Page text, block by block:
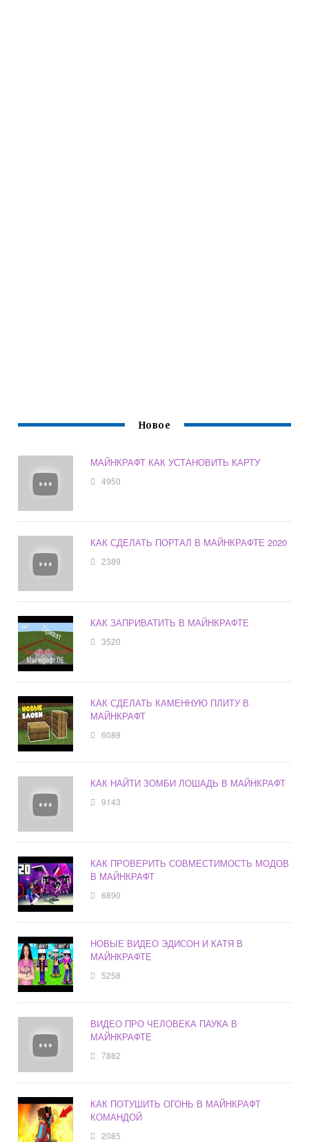
Новое
МАЙНКРАФТ КАК УСТАНОВИТЬ КАРТУ
4950
КАК СДЕЛАТЬ ПОРТАЛ В МАЙНКРАФТЕ 2020
2389
КАК ЗАПРИВАТИТЬ В МАЙНКРАФТЕ
3520
КАК СДЕЛАТЬ КАМЕННУЮ ПЛИТУ В
МАЙНКРАФТ
6089
КАК НАЙТИ ЗОМБИ ЛОШАДЬ В МАЙНКРАФТ
9143
КАК ПРОВЕРИТЬ СОВМЕСТИМОСТЬ МОДОВ
В МАЙНКРАФТ
6890
НОВЫЕ ВИДЕО ЭДИСОН И КАТЯ В
МАЙНКРАФТЕ
5258
ВИДЕО ПРО ЧЕЛОВЕКА ПАУКА В
МАЙНКРАФТЕ
7882
КАК ПОТУШИТЬ ОГОНЬ В МАЙНКРАФТ
КОМАНДОЙ
2085